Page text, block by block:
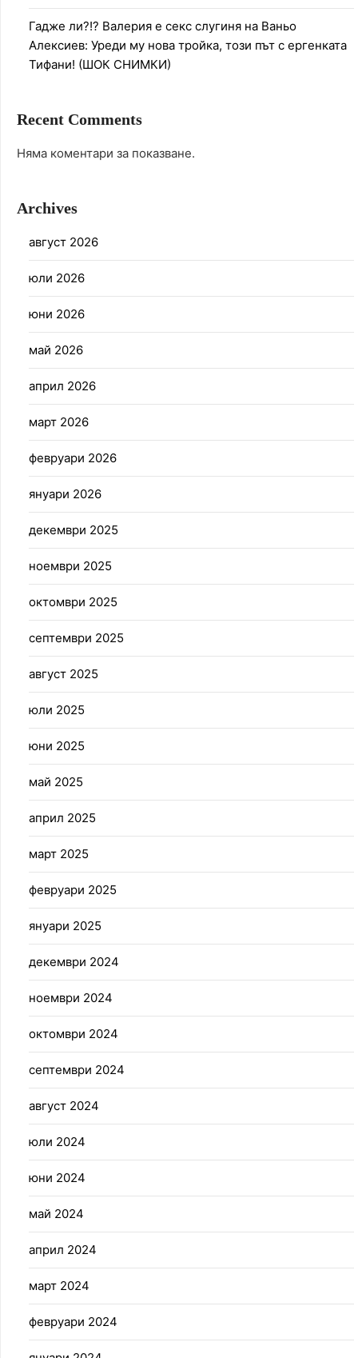
Гадже ли?!? Валерия е секс слугиня на Ваньо
Алексиев: Уреди му нова тройка, този път с ергенката
Тифани! (ШОК СНИМКИ)
Recent Comments
Няма коментари за показване.
Archives
август 2026
юли 2026
юни 2026
май 2026
април 2026
март 2026
февруари 2026
януари 2026
декември 2025
ноември 2025
октомври 2025
септември 2025
август 2025
юли 2025
юни 2025
май 2025
април 2025
март 2025
февруари 2025
януари 2025
декември 2024
ноември 2024
октомври 2024
септември 2024
август 2024
юли 2024
юни 2024
май 2024
април 2024
март 2024
февруари 2024